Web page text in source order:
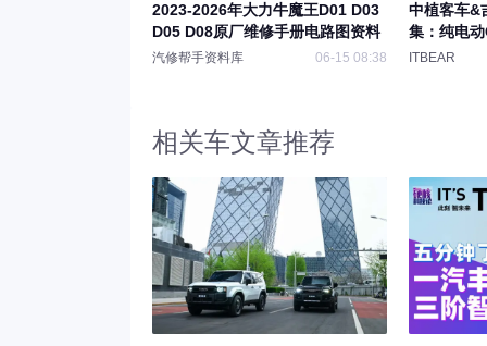
2023-2026年大力牛魔王D01 D03
D05 D08原厂维修手册电路图资料
汽修帮手资料库 06-15 08:38
中植客车&
集：纯电
D01电路图
ITBEAR
相关车文章推荐